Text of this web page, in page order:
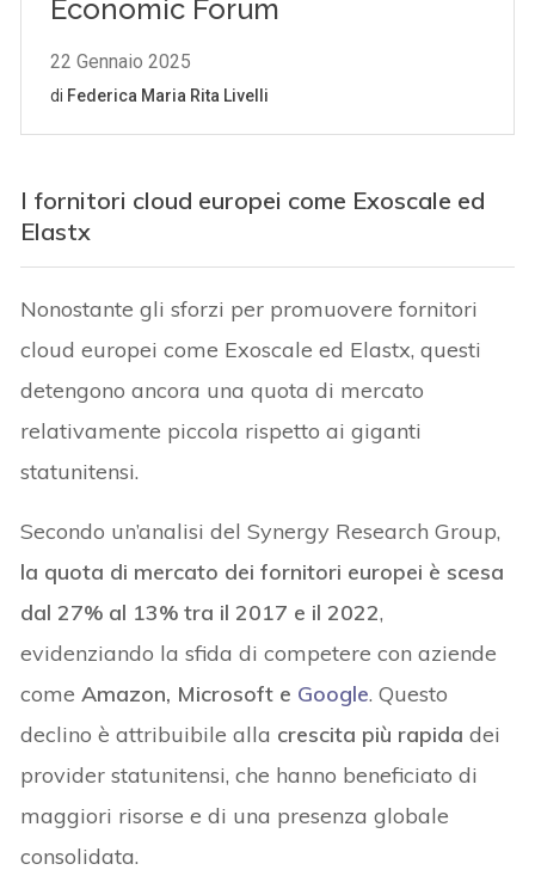
I fornitori cloud europei come Exoscale ed
Elastx
Nonostante gli sforzi per promuovere fornitori
cloud europei come Exoscale ed Elastx, questi
detengono ancora una quota di mercato
relativamente piccola rispetto ai giganti
statunitensi.
Secondo un’analisi del Synergy Research Group,
la quota di mercato dei fornitori europei è scesa
dal 27% al 13% tra il 2017 e il 2022,
evidenziando la sfida di competere con aziende
comeAmazon, Microsoft e Google. Questo
declino è attribuibile alla crescita più rapida dei
provider statunitensi, che hanno beneficiato di
maggiori risorse e di una presenza globale
consolidata.